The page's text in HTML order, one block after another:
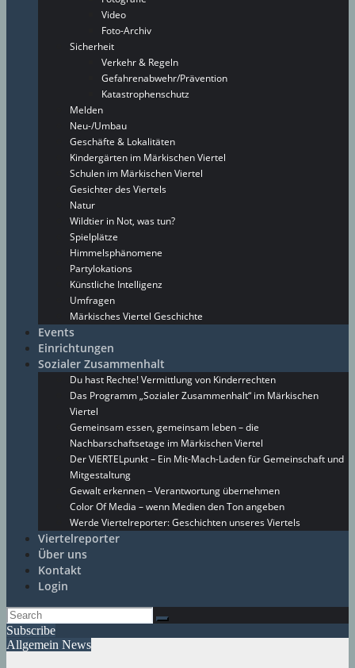
Video
Foto-Archiv
Sicherheit
Verkehr & Regeln
Gefahrenabwehr/Prävention
Katastrophenschutz
Melden
Neu-/Umbau
Geschäfte & Lokalitäten
Kindergärten im Märkischen Viertel
Schulen im Märkischen Viertel
Gesichter des Viertels
Natur
Wildtier in Not, was tun?
Spielplätze
Himmelsphänomene
Partylokations
Künstliche Intelligenz
Umfragen
Märkisches Viertel Geschichte
Events
Einrichtungen
Sozialer Zusammenhalt
Du hast Rechte! Vermittlung von Kinderrechten
Das Programm „Sozialer Zusammenhalt“ im Märkischen
Viertel
Gemeinsam essen, gemeinsam leben – die
Nachbarschaftsetage im Märkischen Viertel
Der VIERTELpunkt – Ein Mit-Mach-Laden für Gemeinschaft und
Mitgestaltung
Gewalt erkennen – Verantwortung übernehmen
Color Of Media – wenn Medien den Ton angeben
Werde Viertelreporter: Geschichten unseres Viertels
Viertelreporter
Über uns
Kontakt
Login
Subscribe
Allgemein News